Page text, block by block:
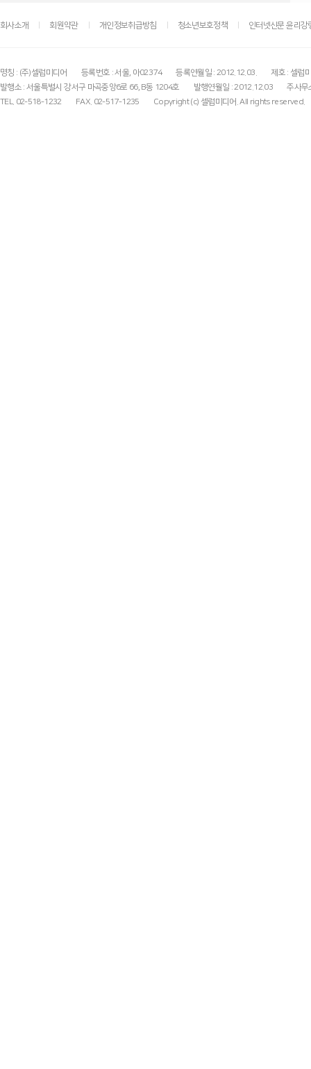
회사소개 회원약관 개인정보취급방침 청소년보호정책 인터넷신문 윤리강
명칭 : (주)셀럽미디어 등록번호 : 서울, 아02374 등록연월일 : 2012.12.03.
제호 : 셀럽
발행소 : 서울특별시 강서구 마곡중앙6로 66, B동 1204호
발행연월일 : 2012.12.03
주사무
TEL. 02-518-1232
FAX. 02-517-1235 Copyright (c) 셀럽미디어. All rights reserved.